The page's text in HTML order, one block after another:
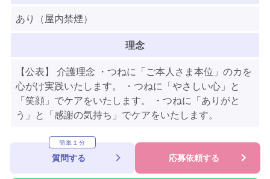
あり（屋内禁煙）
理念
【公表】 介護理念 ・つねに「ご本人さま本位」のカを
心がけ実践いたします。 ・つねに「やさしい心」と
「笑顔」でケアをいたします。 ・つねに「ありがと
う」と「感謝の気持ち」でケアをいたします。
簡単１分
質問する 応募依頼する